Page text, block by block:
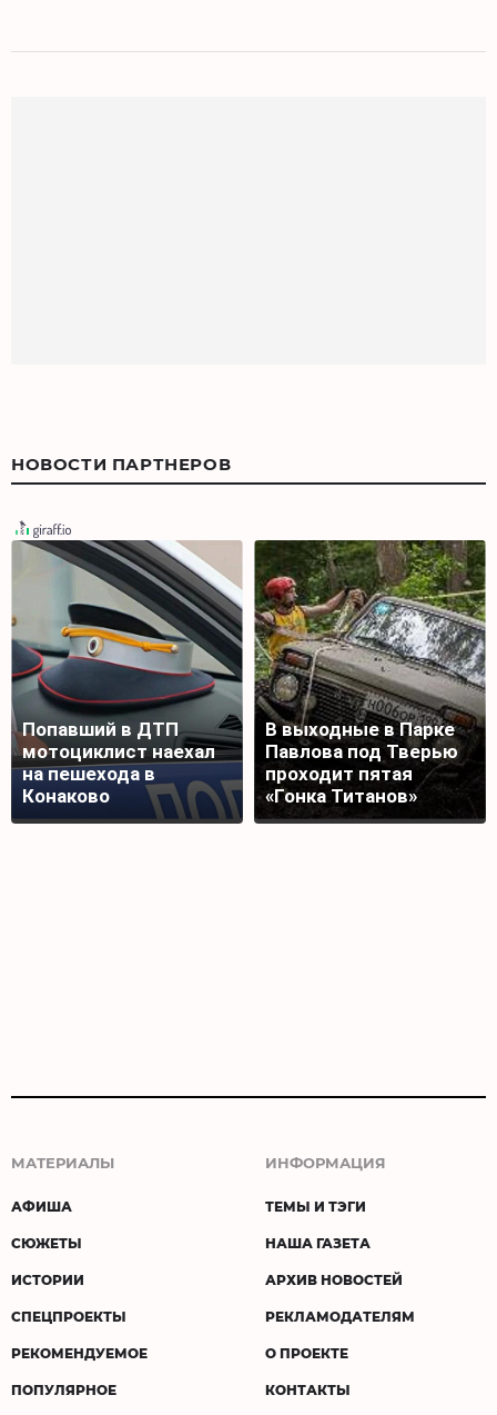
НОВОСТИ ПАРТНЕРОВ
Попавший в ДТП
мотоциклист наехал
на пешехода в
Конаково
В выходные в Парке
Павлова под Тверью
проходит пятая
«Гонка Титанов»
МАТЕРИАЛЫ
АФИША
СЮЖЕТЫ
ИСТОРИИ
СПЕЦПРОЕКТЫ
РЕКОМЕНДУЕМОЕ
ПОПУЛЯРНОЕ
ИНФОРМАЦИЯ
ТЕМЫ И ТЭГИ
НАША ГАЗЕТА
АРХИВ НОВОСТЕЙ
РЕКЛАМОДАТЕЛЯМ
О ПРОЕКТЕ
КОНТАКТЫ